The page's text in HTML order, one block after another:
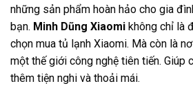
những sản phẩm hoàn hảo cho gia
bạn. Minh Dũng Xiaomi không chỉ là
chọn mua tủ lạnh Xiaomi. Mà còn là
một thế giới công nghệ tiên tiến. Giúp
thêm tiện nghi và thoải mái.